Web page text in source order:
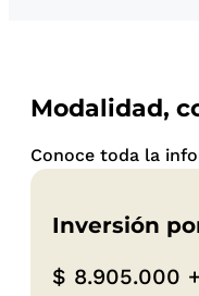
Modalidad,
Conoce toda la
Inversión
$ 8.905.000 +